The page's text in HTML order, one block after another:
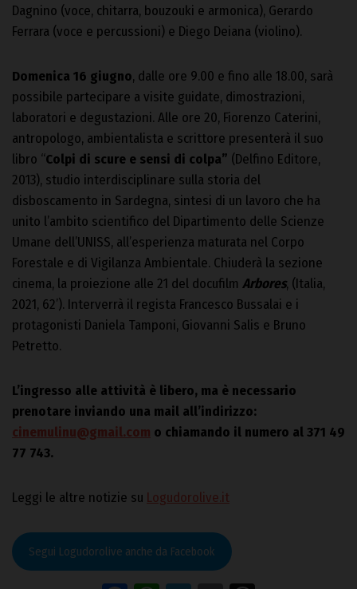
Dagnino (voce, chitarra, bouzouki e armonica), Gerardo
Ferrara (voce e percussioni) e Diego Deiana (violino).
Domenica 16 giugno, dalle ore 9.00 e fino alle 18.00, sarà
possibile partecipare a visite guidate, dimostrazioni,
laboratori e degustazioni. Alle ore 20, Fiorenzo Caterini,
antropologo, ambientalista e scrittore presenterà il suo
libro “Colpi di scure e sensi di colpa” (Delfino Editore,
2013), studio interdisciplinare sulla storia del
disboscamento in Sardegna, sintesi di un lavoro che ha
unito l’ambito scientifico del Dipartimento delle Scienze
Umane dell’UNISS, all’esperienza maturata nel Corpo
Forestale e di Vigilanza Ambientale. Chiuderà la sezione
cinema, la proiezione alle 21 del docufilm Arbores, (Italia,
2021, 62’). Interverrà il regista Francesco Bussalai e i
protagonisti Daniela Tamponi, Giovanni Salis e Bruno
Petretto.
L’ingresso alle attività è libero, ma è necessario
prenotare inviando una mail all’indirizzo:
cinemulinu@gmail.com o chiamando il numero al 371 49
77 743.
Leggi le altre notizie su Logudorolive.it
Segui Logudorolive anche da Facebook